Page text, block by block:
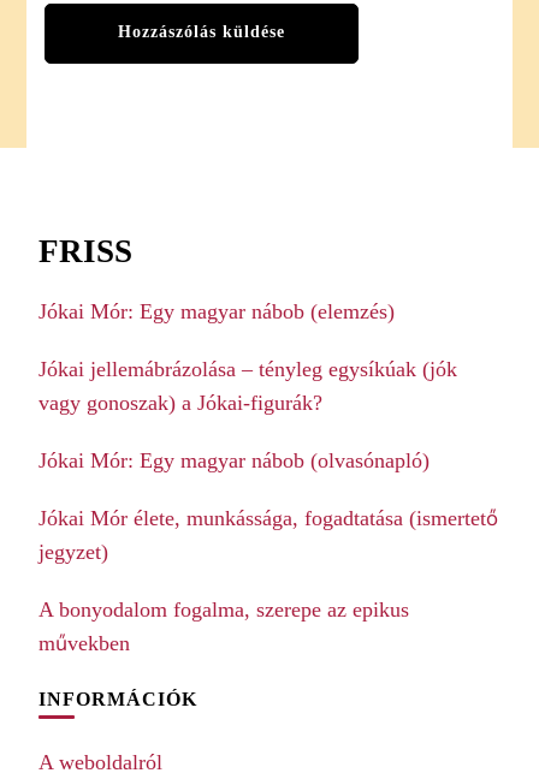
FRISS
Jókai Mór: Egy magyar nábob (elemzés)
Jókai jellemábrázolása – tényleg egysíkúak (jók
vagy gonoszak) a Jókai-figurák?
Jókai Mór: Egy magyar nábob (olvasónapló)
Jókai Mór élete, munkássága, fogadtatása (ismertető
jegyzet)
A bonyodalom fogalma, szerepe az epikus
művekben
INFORMÁCIÓK
A weboldalról